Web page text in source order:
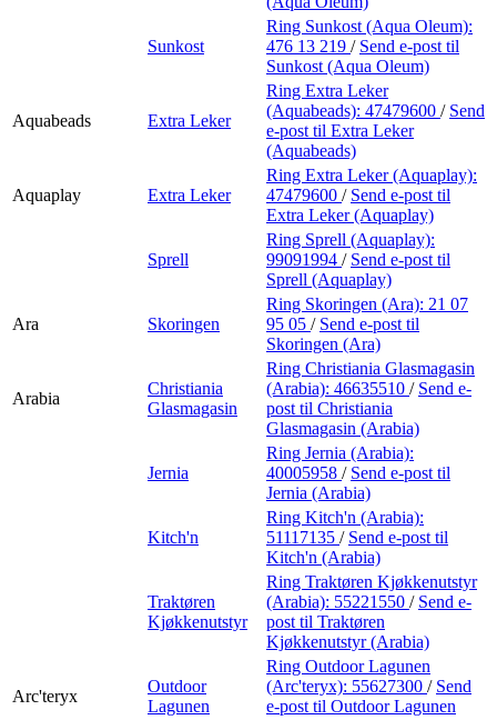
Sunkost
Ring Sunkost (Aqua Oleum):
476 13 219 / Send e-post til
Sunkost (Aqua Oleum)
Aquabeads Extra Leker
Ring Extra Leker
(Aquabeads): 47479600 / Send
e-post til Extra Leker
(Aquabeads)
Aquaplay Extra Leker
Ring Extra Leker (Aquaplay):
47479600 / Send e-post til
Extra Leker (Aquaplay)
Sprell
Ring Sprell (Aquaplay):
99091994 / Send e-post til
Sprell (Aquaplay)
Ara Skoringen
Ring Skoringen (Ara): 21 07
95 05 / Send e-post til
Skoringen (Ara)
Arabia
Christiania
Glasmagasin
Ring Christiania Glasmagasin
(Arabia): 46635510 / Send e-
post til Christiania
Glasmagasin (Arabia)
Jernia
Ring Jernia (Arabia):
40005958 / Send e-post til
Jernia (Arabia)
Kitch'n
Ring Kitch'n (Arabia):
51117135 / Send e-post til
Kitch'n (Arabia)
Traktøren
Kjøkkenutstyr
Ring Traktøren Kjøkkenutstyr
(Arabia): 55221550 / Send e-
post til Traktøren
Kjøkkenutstyr (Arabia)
Arc'teryx
Outdoor
Lagunen
Ring Outdoor Lagunen
(Arc'teryx): 55627300 / Send
e-post til Outdoor Lagunen